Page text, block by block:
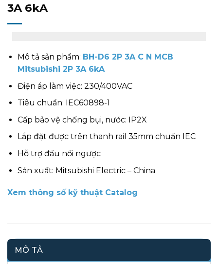
3A 6kA
Mô tả sản phẩm: BH-D6 2P 3A C N MCB
Mitsubishi 2P 3A 6kA
Điện áp làm việc: 230/400VAC
Tiêu chuẩn: IEC60898-1
Cấp bảo vệ chống bụi, nước: IP2X
Lắp đặt được trên thanh rail 35mm chuẩn IEC
Hỗ trợ đấu nối ngược
Sản xuất: Mitsubishi Electric – China
Xem thông số kỹ thuật Catalog
MÔ TẢ